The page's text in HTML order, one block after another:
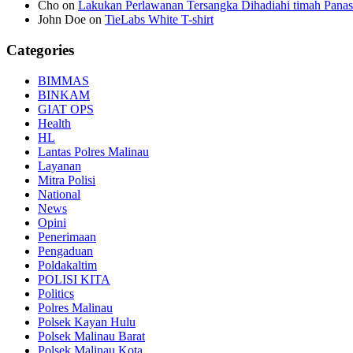
Cho on Lakukan Perlawanan Tersangka Dihadiahi timah
John Doe on TieLabs White T-shirt
Categories
BIMMAS
BINKAM
GIAT OPS
Health
HL
Lantas Polres Malinau
Layanan
Mitra Polisi
National
News
Opini
Penerimaan
Pengaduan
Poldakaltim
POLISI KITA
Politics
Polres Malinau
Polsek Kayan Hulu
Polsek Malinau Barat
Polsek Malinau Kota